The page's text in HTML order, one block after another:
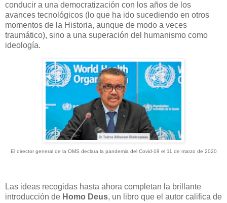
conducir a una democratización con los años de los
avances tecnológicos (lo que ha ido sucediendo en otros
momentos de la Historia, aunque de modo a veces
traumático), sino a una superación del humanismo como
ideología.
El director general de la OMS declara la pandemia del Covid-19 el 11 de marzo de 2020
Las ideas recogidas hasta ahora completan la brillante
introducción de Homo Deus, un libro que el autor califica de